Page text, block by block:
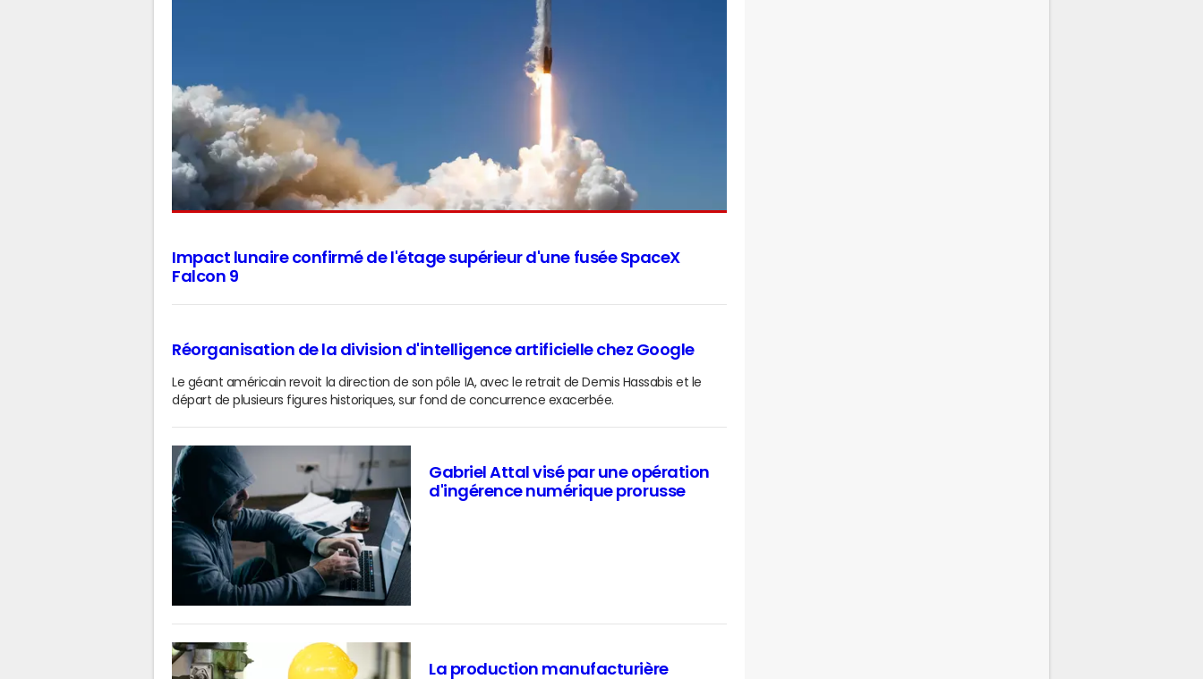
Impact lunaire confirmé de l'étage supérieur d'une fusée SpaceX
Falcon 9
Réorganisation de la division d'intelligence artificielle chez Google
Le géant américain revoit la direction de son pôle IA, avec le retrait de Demis Hassabis et le
départ de plusieurs figures historiques, sur fond de concurrence exacerbée.
Gabriel Attal visé par une opération
d'ingérence numérique prorusse
La production manufacturière